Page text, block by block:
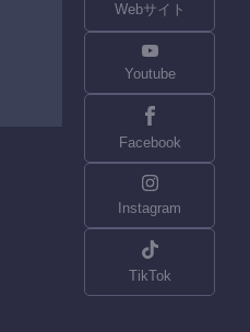
Webサイト
Youtube
Facebook
Instagram
TikTok